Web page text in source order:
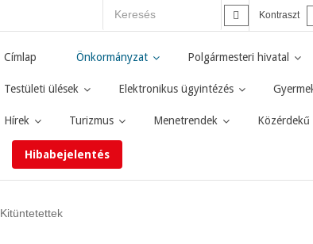
Kontraszt
Címlap Önkormányzat Polgármesteri hivatal
Testületi ülések Elektronikus ügyintézés
Hírek Turizmus Menetrendek
Hibabejelentés
Kitüntetettek